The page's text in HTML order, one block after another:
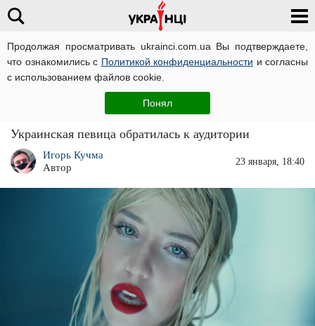
Продолжая просматривать ukrainci.com.ua Вы подтверждаете,
что ознакомились с Политикой конфиденциальности и согласны
с использованием файлов cookie.
Понял
Развлечения
Босая Надя Дорофеева в коротеньком
топике рассказала о своих переменах
Украинская певица обратилась к аудитории
Игорь Кучма
Автор
23 января, 18:40